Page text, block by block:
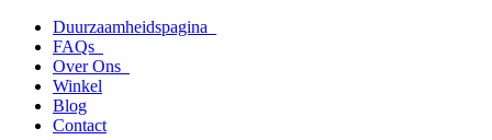
naar
inhoud
Duurzaamheidspagina
FAQs
Over Ons
Winkel
Blog
Contact